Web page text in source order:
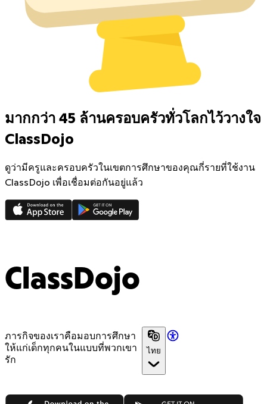
มากกว่า 45 ล้านครอบครัวทั่วโลกไว้วางใจ
ClassDojo
ดูว่ามีครูและครอบครัวในเขตการศึกษาของคุณกี่รายที่ใช้งาน
ClassDojo เพื่อเชื่อมต่อกันอยู่แล้ว
ClassDojo
ภารกิจของเราคือมอบการศึกษา
ให้แก่เด็กทุกคนในแบบที่พวกเขา
รัก
ไทย
App Store Google Play